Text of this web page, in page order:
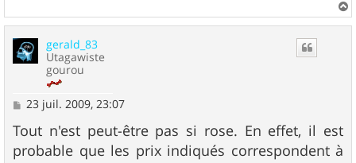
a
gerald_83
Utagawiste
gourou
M
s
s
a
23 juil. 2009, 23:07
Tout n'est peut-être pas si rose. En effet, il est
probable que les prix indiqués correspondent à